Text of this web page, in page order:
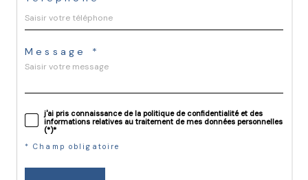
Message *
j'ai pris connaissance de la politique de confidentialité et des
informations relatives au traitement de mes données personnelles
(*)*
* Champ obligatoire